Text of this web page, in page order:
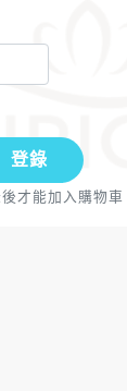
登錄
才能加入購物車